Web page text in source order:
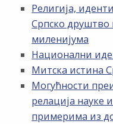
Религија,
Српско друштво
миленијума
Национални
Митска истина
Могућности
релација науке
примерима из